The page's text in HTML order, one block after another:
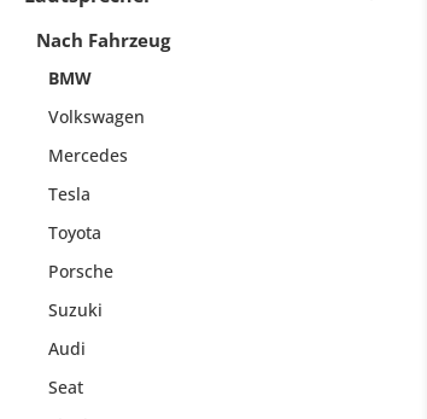
Nach Fahrzeug
BMW
Volkswagen
Mercedes
Tesla
Toyota
Porsche
Suzuki
Audi
Seat